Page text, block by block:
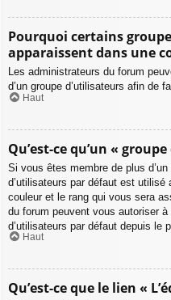
Pourquoi certains
apparaissent dans une
Les administrateurs du forum
d’un groupe d’utilisateurs afin de
Haut
Qu’est-ce qu’un «
Si vous êtes membre de plus
d’utilisateurs par défaut est
couleur et le rang qui vous sera
du forum peuvent vous autoriser
d’utilisateurs par défaut depuis le
Haut
Qu’est-ce que le lien «